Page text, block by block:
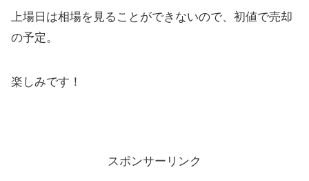
上場日は相場を見ることができないので、初値で売却
の予定。
楽しみです！
スポンサーリンク